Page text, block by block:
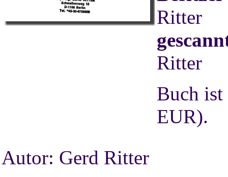
Ritter
Ritter
Buch
EUR).
Autor: Gerd Ritter